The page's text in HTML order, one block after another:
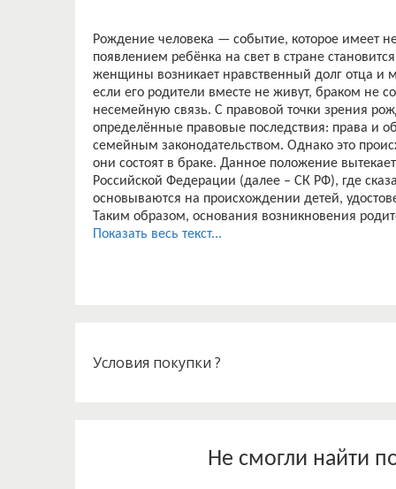
Рождение человека — событие, которое имеет
появлением ребёнка на свет в стране
женщины возникает нравственный долг отца и
если его родители вместе не живут, браком не
несемейную связь. С правовой точки зрения
определённые правовые последствия: права и
семейным законодательством. Однако это
они состоят в браке. Данное положение
Российской Федерации (далее – СК РФ), где
основываются на происхождении детей,
Таким образом, основания возникновения
первых, кровное родство, во-вторых, его
продемонстрирована правоприменительной
тенденции к злоупотреблениям
Показать весь текст...
Условия покупки ?
Не смогли найти